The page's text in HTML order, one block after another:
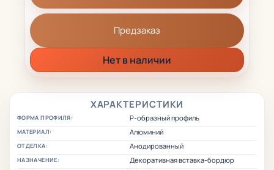
ХАРАКТЕРИСТИКИ
ФОРМА ПРОФИЛЯ: Р-образный профиль
МАТЕРИАЛ: Алюминий
ОТДЕЛКА: Анодированный
НАЗНАЧЕНИЕ: Декоративная вставка-бордюр
Предзаказ
Нет в наличии